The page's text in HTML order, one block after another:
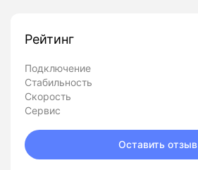
Рейтинг
Подключение
Стабильность
Скорость
Сервис
Оставить отзыв